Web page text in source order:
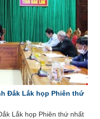
Đắk Lắk họp Phiên thứ
Lắk họp Phiên thứ nhất